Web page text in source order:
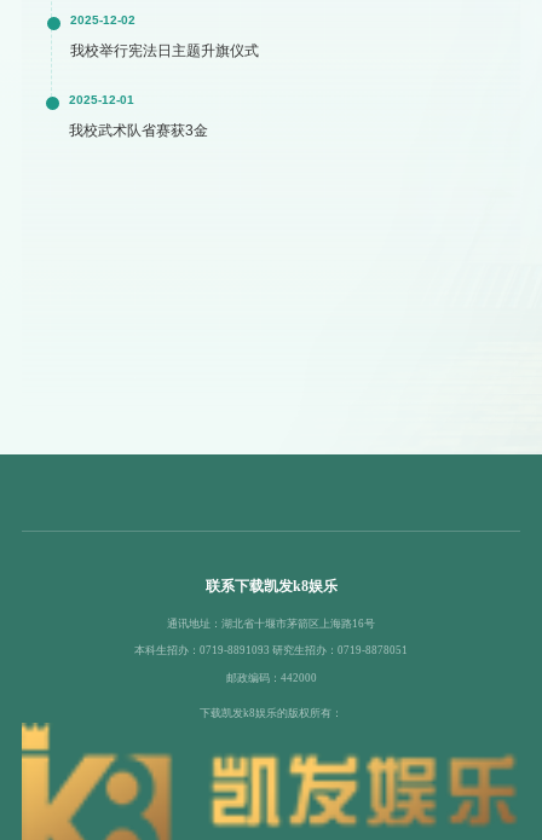
2025-12-02
我校举行宪法日主题升旗仪式
2025-12-01
我校武术队省赛获3金
联系下载凯发k8娱乐
通讯地址：湖北省十堰市茅箭区上海路16号
本科生招办：0719-8891093 研究生招办：0719-8878051
邮政编码：442000
下载凯发k8娱乐的版权所有：